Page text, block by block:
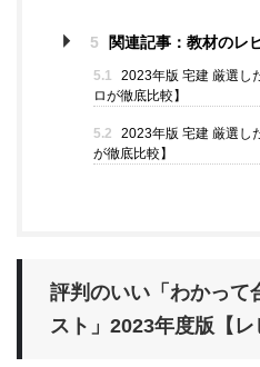
5 関連記事：教材のレ
5.1
2023年版 宅建 厳選し
ロが徹底比較】
5.2
2023年版 宅建 厳選し
が徹底比較】
評判のいい「わかって
スト」2023年度版【レ